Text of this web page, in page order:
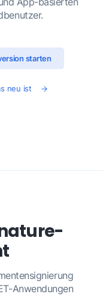
starten
neu ist
Anwendungen